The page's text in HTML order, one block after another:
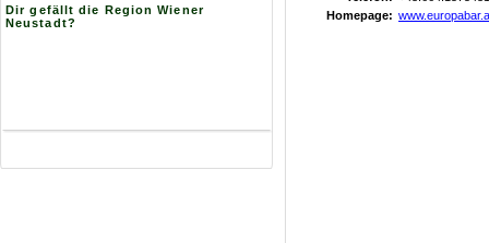
Dir gefällt die Region Wiener
Neustadt?
Homepage: